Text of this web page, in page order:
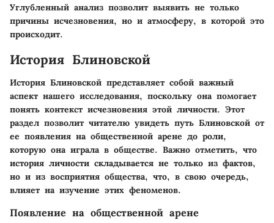
Углубленный анализ позволит выявить не только
причины исчезновения, но и атмосферу, в которой это
происходит.
История Блиновской
История Блиновской представляет собой важный
аспект нашего исследования, поскольку она помогает
понять контекст исчезновения этой личности. Этот
раздел позволит читателю увидеть путь Блиновской от
ее появления на общественной арене до роли,
которую она играла в обществе. Важно отметить, что
история личности складывается не только из фактов,
но и из восприятия общества, что, в свою очередь,
влияет на изучение этих феноменов.
Появление на общественной арене